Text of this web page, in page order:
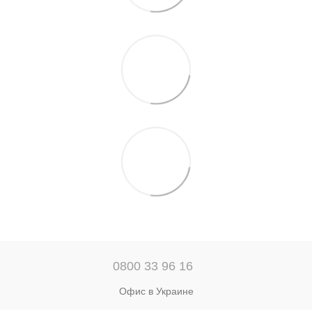
0800 33 96 16
Офис в Украине